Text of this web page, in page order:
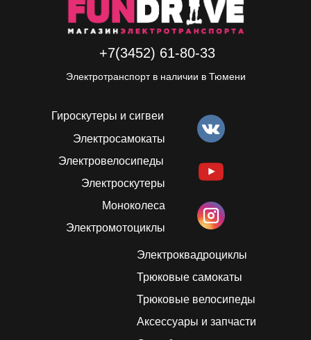
Гироскутеры и сигвеи
Электросамокаты
Электровелосипеды
Электроскутеры
Моноколеса
Электромотоциклы
Электроквадроциклы
Трюковые самокаты
Трюковые велосипеды
Аксессуары и запчасти
+7(3452) 61-80-33
Электротранспорт в наличии в Тюмени